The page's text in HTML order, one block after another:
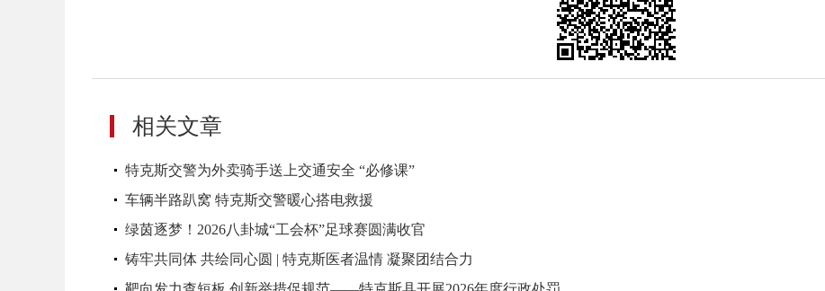
相关文章
特克斯交警为外卖骑手送上交通安全 “必修课”
车辆半路趴窝 特克斯交警暖心搭电救援
绿茵逐梦！2026八卦城“工会杯”足球赛圆满收官
铸牢共同体 共绘同心圆 | 特克斯医者温情 凝聚团结合力